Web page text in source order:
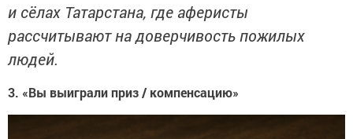
и сёлах Татарстана, где аферисты
рассчитывают на доверчивость пожилых
людей.
3. «Вы выиграли приз / компенсацию»